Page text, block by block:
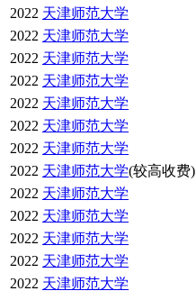
2022 天津师范大学
2022 天津师范大学
2022 天津师范大学
2022 天津师范大学
2022 天津师范大学
2022 天津师范大学
2022 天津师范大学
2022 天津师范大学(较高收费)
2022 天津师范大学
2022 天津师范大学
2022 天津师范大学
2022 天津师范大学
2022 天津师范大学